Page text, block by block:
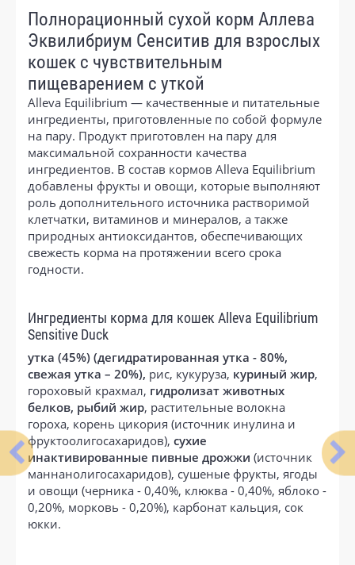
Полнорационный сухой корм Аллева
Эквилибриум Сенситив для взрослых
кошек с чувствительным
пищеварением с уткой
Alleva Equilibrium — качественные и питательные
ингредиенты, приготовленные по собой формуле
на пару. Продукт приготовлен на пару для
максимальной сохранности качества
ингредиентов. В состав кормов Alleva Equilibrium
добавлены фрукты и овощи, которые выполняют
роль дополнительного источника растворимой
клетчатки, витаминов и минералов, а также
природных антиоксидантов, обеспечивающих
свежесть корма на протяжении всего срока
годности.
Ингредиенты корма для кошек Alleva Equilibrium
Sensitive Duck
утка (45%) (дегидратированная утка - 80%,
свежая утка – 20%), рис, кукуруза, куриный жир,
гороховый крахмал, гидролизат животных
белков, рыбий жир, растительные волокна
гороха, корень цикория (источник инулина и
фруктоолигосахаридов), сухие
инактивированные пивные дрожжи (источник
маннанолигосахаридов), сушеные фрукты, ягоды
и овощи (черника - 0,40%, клюква - 0,40%, яблоко -
0,20%, морковь - 0,20%), карбонат кальция, сок
юкки.